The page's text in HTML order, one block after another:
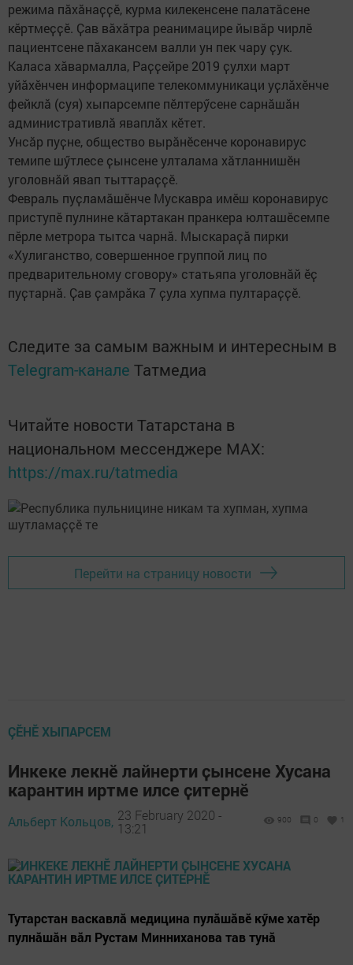
режима пӑхӑнаҫҫӗ, курма килекенсене палатӑсене
кӗртмеҫҫӗ. Ҫав вӑхӑтра реанимацире йывӑр чирлӗ
пациентсене пӑхакансем валли ун пек чару ҫук.
Каласа хӑвармалла, Раҫҫейре 2019 ҫулхи март
уйӑхӗнчен информаципе телекоммуникаци уҫлӑхӗнче
фейклӑ (суя) хыпарсемпе пӗлтерӳсене сарнӑшӑн
административлӑ яваплӑх кӗтет.
Унсӑр пуҫне, общество вырӑнӗсенче коронавирус
темипе шӳтлесе ҫынсене улталама хӑтланнишӗн
уголовнӑй явап тыттараҫҫӗ.
Февраль пуҫламӑшӗнче Мускавра имӗш коронавирус
приступӗ пулнине кӑтартакан пранкера юлташӗсемпе
пӗрле метрора тытса чарнӑ. Мыскараҫӑ пирки
«Хулиганство, совершенное группой лиц по
предварительному сговору» статьяпа уголовнӑй ӗҫ
пуҫтарнӑ. Ҫав ҫамрӑка 7 ҫула хупма пултараҫҫӗ.
Следите за самым важным и интересным в
Telegram-канале Татмедиа
Читайте новости Татарстана в
национальном мессенджере MАХ:
https://max.ru/tatmedia
Перейти на страницу новости
ÇӖНӖ ХЫПАРСЕМ
Инкеке лекнӗ лайнерти ҫынсене Хусана
карантин иртме илсе ҫитернӗ
Альберт Кольцов, 23 February 2020 -
13:21
900 0 1
Тутарстан васкавлӑ медицина пулӑшӑвӗ кӳме хатӗр
пулнӑшӑн вӑл Рустам Минниханова тав тунӑ